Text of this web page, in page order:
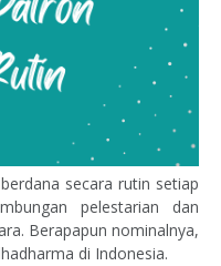
secara rutin setiap
pelestarian dan
Berapapun nominalnya,
di Indonesia.